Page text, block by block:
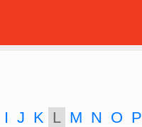
I J K L M N O P